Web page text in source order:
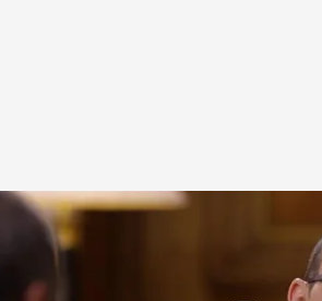
Cuatro.com
18 MAY 2014 - 22:45h.